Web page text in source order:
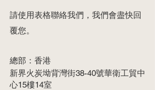
請使用表格聯絡我們，我們會盡快回
覆您。
總部：香港
新界火炭坳背灣街38-40號華衛工貿中
心15樓14室